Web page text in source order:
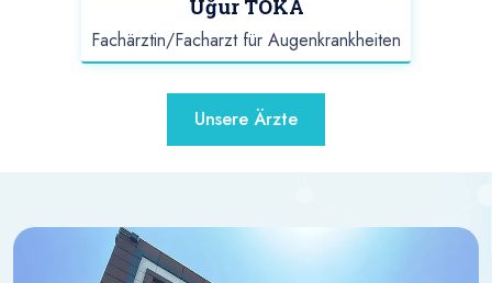
Uğur TOKA
Fachärztin/Facharzt für Augenkrankheiten
Unsere Ärzte